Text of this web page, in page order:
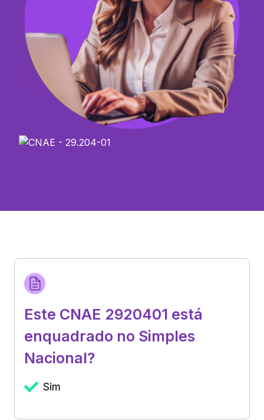
Este CNAE 2920401 está
enquadrado no Simples
Nacional?
Sim